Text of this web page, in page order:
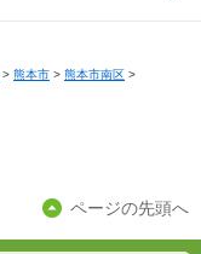
> 熊本市 > 熊本市南区 >
ページの先頭へ